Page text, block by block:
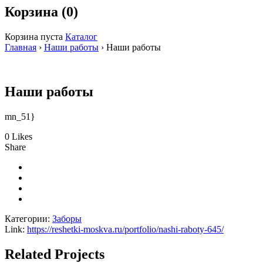
Корзина (0)
Корзина пуста Каталог
Главная › Наши работы › Наши работы
Наши работы
mn_51}
0 Likes
Share
Категории: Заборы
Link: https://reshetki-moskva.ru/portfolio/nashi-raboty-645/
Related Projects